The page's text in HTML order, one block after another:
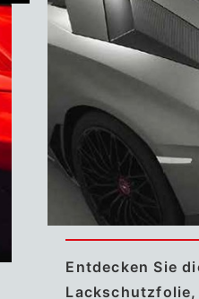
Entdecken Sie